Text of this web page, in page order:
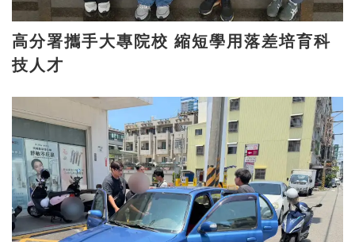
高分署攜手大專院校 縮短學用落差培育科
技人才